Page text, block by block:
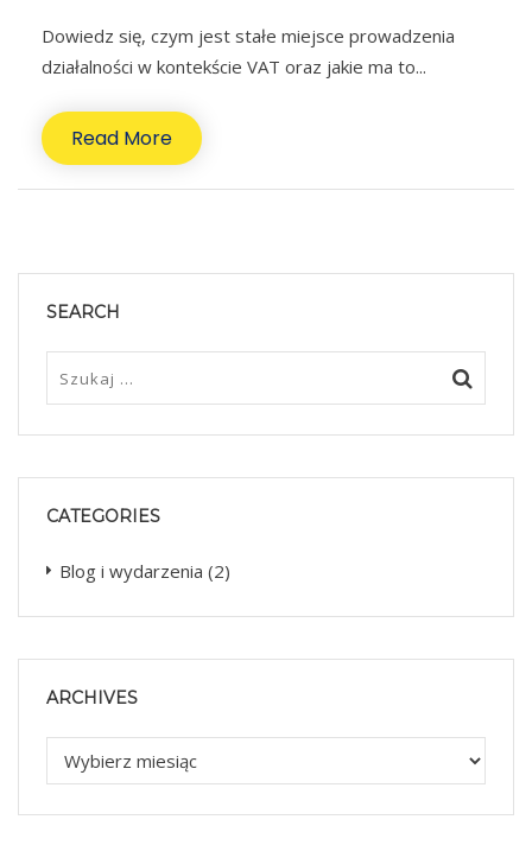
Dowiedz się, czym jest stałe miejsce prowadzenia
działalności w kontekście VAT oraz jakie ma to...
Read More
SEARCH
CATEGORIES
Blog i wydarzenia (2)
ARCHIVES